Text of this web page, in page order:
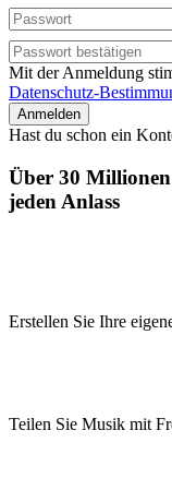
Mit der Anmeldung
Datenschutz-
Anmelden
Hast du schon ein
Über 30
jeden Anlass
Erstellen Sie Ihre
Teilen Sie Musik mit